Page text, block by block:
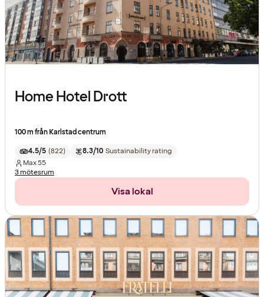
Home Hotel Drott
100 m från Karlstad centrum
4.5/5 (822) 8.3/10 Sustainability rating
Max55
3 mötesrum
Visa lokal